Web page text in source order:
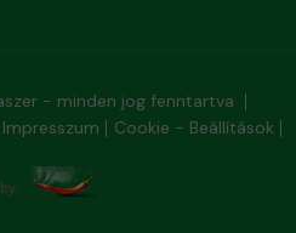
- minden jog fenntartva
Impresszum Cookie - Beállítások